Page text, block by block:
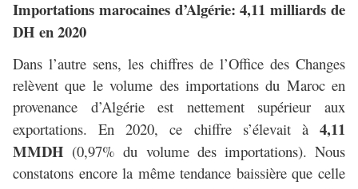
Importations marocaines d’Algérie: 4,11 milliards de
DH en 2020
Dans l’autre sens, les chiffres de l’Office des Changes
relèvent que le volume des importations du Maroc en
provenance d’Algérie est nettement supérieur aux
exportations. En 2020, ce chiffre s’élevait à 4,11
MMDH (0,97% du volume des importations). Nous
constatons encore la même tendance baissière que celle